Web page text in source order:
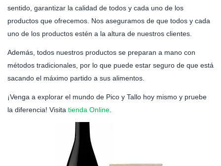
sentido, garantizar la calidad de todos y cada uno de los
productos que ofrecemos. Nos aseguramos de que todos y cada
uno de los productos estén a la altura de nuestros clientes.
Además, todos nuestros productos se preparan a mano con
métodos tradicionales, por lo que puede estar seguro de que está
sacando el máximo partido a sus alimentos.
¡Venga a explorar el mundo de Pico y Tallo hoy mismo y pruebe
la diferencia! Visita tienda Online